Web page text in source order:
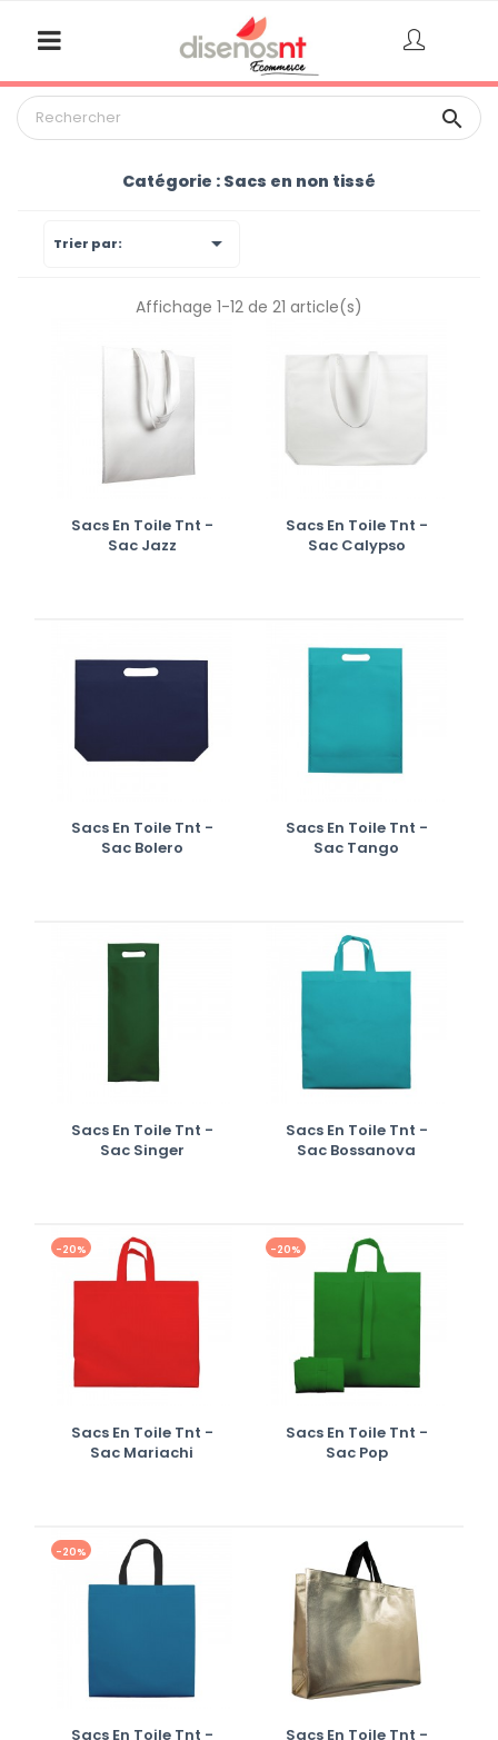

Catégorie : Sacs en non tissé
Trier par: 
Affichage 1-12 de 21 article(s)
Sacs En Toile Tnt -
Sac Jazz
Sacs En Toile Tnt -
Sac Calypso
Sacs En Toile Tnt -
Sac Bolero
Sacs En Toile Tnt -
Sac Tango
Sacs En Toile Tnt -
Sac Singer
Sacs En Toile Tnt -
Sac Bossanova
Sacs En Toile Tnt -
Sac Mariachi
-20%
Sacs En Toile Tnt -
Sac Pop
-20%
Sacs En Toile Tnt -
-20%
Sacs En Toile Tnt -